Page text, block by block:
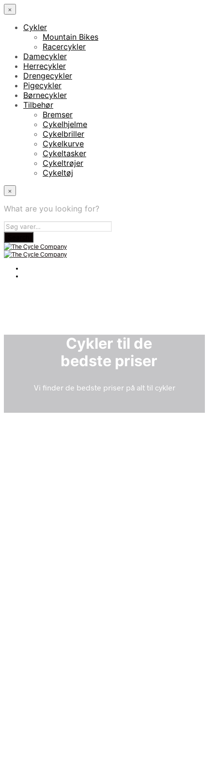
×
Cykler
Mountain Bikes
Racercykler
Damecykler
Herrecykler
Drengecykler
Pigecykler
Børnecykler
Tilbehør
Bremser
Cykelhjelme
Cykelbriller
Cykelkurve
Cykeltasker
Cykeltrøjer
Cykeltøj
×
What are you looking for?
Cykler til de
bedste priser
Vi finder de bedste priser på alt til cykler